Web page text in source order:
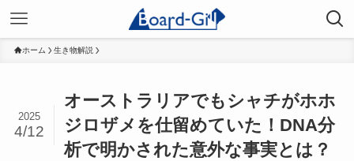
ホーム 生き物解説
オーストラリアでもシャチがホホ
ジロザメを仕留めていた！DNA分
析で明かされた意外な事実とは？
2025
4/12